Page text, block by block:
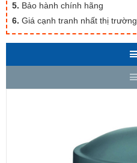
5. Bảo hành chính hãng
6. Giá cạnh tranh nhất thị trường